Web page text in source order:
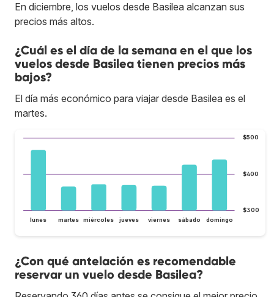
En diciembre, los vuelos desde Basilea alcanzan sus
precios más altos.
¿Cuál es el día de la semana en el que los
vuelos desde Basilea tienen precios más
bajos?
El día más económico para viajar desde Basilea es el
martes.
$300
$400
$500
lunes martes miércoles jueves viernes sábado domingo
¿Con qué antelación es recomendable
reservar un vuelo desde Basilea?